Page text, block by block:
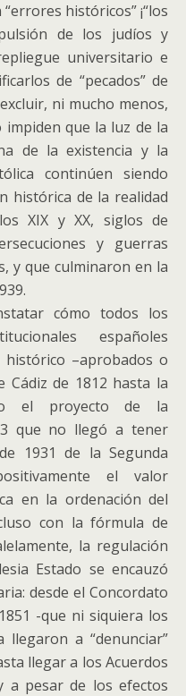
históricos” ¡“los
de los judíos y
universitario e
de “pecados” de
ni mucho menos,
que la luz de la
de la existencia y la
continúen siendo
histórica de la realidad
XIX y XX, siglos de
y guerras
y que culminaron en la
cómo todos los
españoles
–aprobados o
Cádiz de 1812 hasta la
el proyecto de la
que no llegó a tener
1931 de la Segunda
el valor
en la ordenación del
con la fórmula de
la regulación
Estado se encauzó
desde el Concordato
-que ni siquiera los
a “denunciar”
llegar a los Acuerdos
a pesar de los efectos